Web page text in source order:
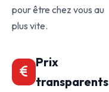
pour être chez vous au
plus vite.
Prix
transparents